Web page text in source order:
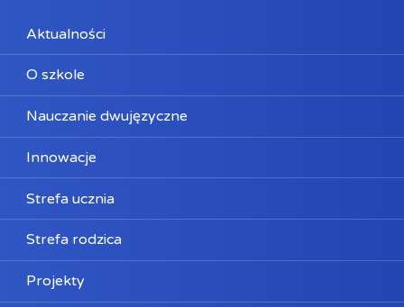
Aktualności
O szkole
Nauczanie dwujęzyczne
Innowacje
Strefa ucznia
Strefa rodzica
Projekty